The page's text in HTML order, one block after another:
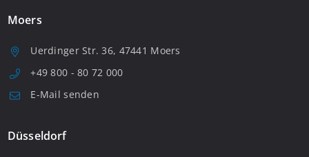
Moers
Uerdinger Str. 36, 47441 Moers
+49 800 - 80 72 000
E-Mail senden
Düsseldorf